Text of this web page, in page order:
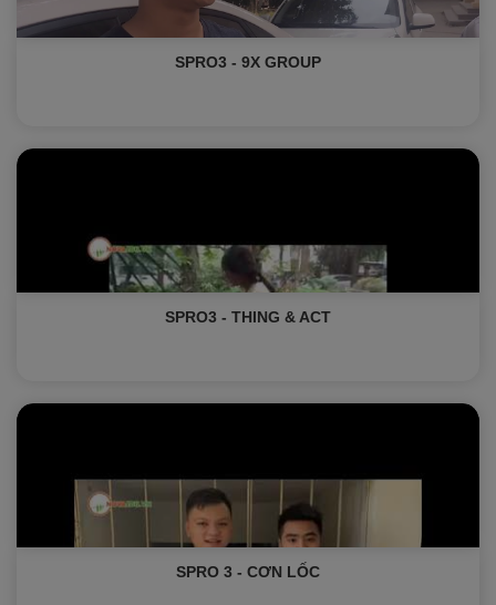
SPRO3 - 9X GROUP
SPRO3 - THING & ACT
SPRO 3 - CƠN LỐC